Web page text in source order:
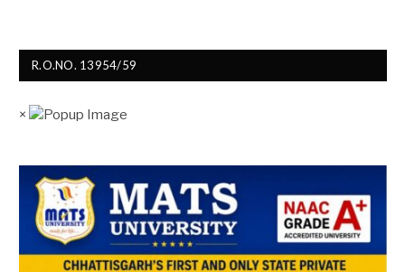
R.O.NO. 13954/59
×